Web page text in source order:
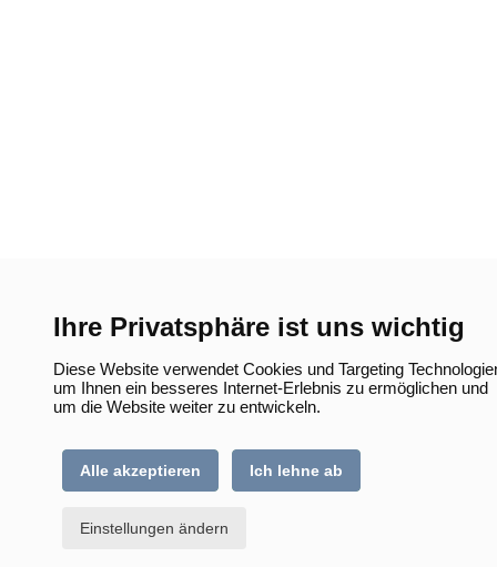
Ihre Privatsphäre ist uns wichtig
Diese Website verwendet Cookies und Targeting
um Ihnen ein besseres Internet-Erlebnis zu ermöglichen und
um die Website weiter zu entwickeln.
Alle akzeptieren Ich lehne ab
Einstellungen ändern